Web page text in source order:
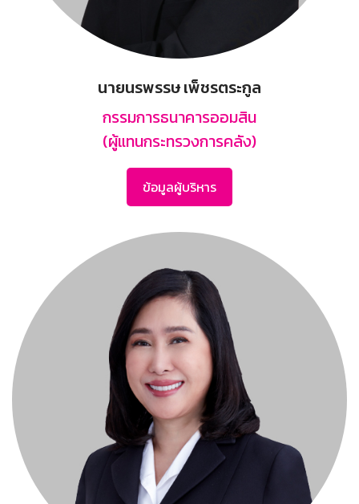
นายนรพรรษ เพ็ชรตระกูล
กรรมการธนาคารออมสิน
(ผู้แทนกระทรวงการคลัง)
ข้อมูลผู้บริหาร